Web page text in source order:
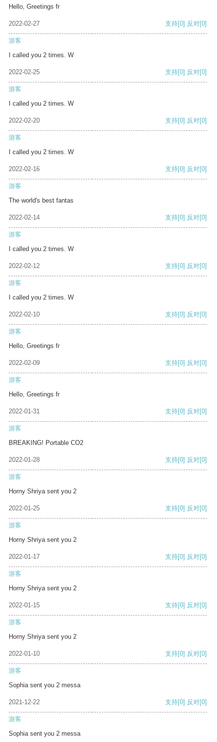
Hello, Greetings fr
2022-02-27 支持[0] 反对[0]
游客
I called you 2 times. W
2022-02-25 支持[0] 反对[0]
游客
I called you 2 times. W
2022-02-20 支持[0] 反对[0]
游客
I called you 2 times. W
2022-02-16 支持[0] 反对[0]
游客
The world's best fantas
2022-02-14 支持[0] 反对[0]
游客
I called you 2 times. W
2022-02-12 支持[0] 反对[0]
游客
I called you 2 times. W
2022-02-10 支持[0] 反对[0]
游客
Hello, Greetings fr
2022-02-09 支持[0] 反对[0]
游客
Hello, Greetings fr
2022-01-31 支持[0] 反对[0]
游客
BREAKING! Portable CO2
2022-01-28 支持[0] 反对[0]
游客
Horny Shriya sent you 2
2022-01-25 支持[0] 反对[0]
游客
Horny Shriya sent you 2
2022-01-17 支持[0] 反对[0]
游客
Horny Shriya sent you 2
2022-01-15 支持[0] 反对[0]
游客
Horny Shriya sent you 2
2022-01-10 支持[0] 反对[0]
游客
Sophia sent you 2 messa
2021-12-22 支持[0] 反对[0]
游客
Sophia sent you 2 messa